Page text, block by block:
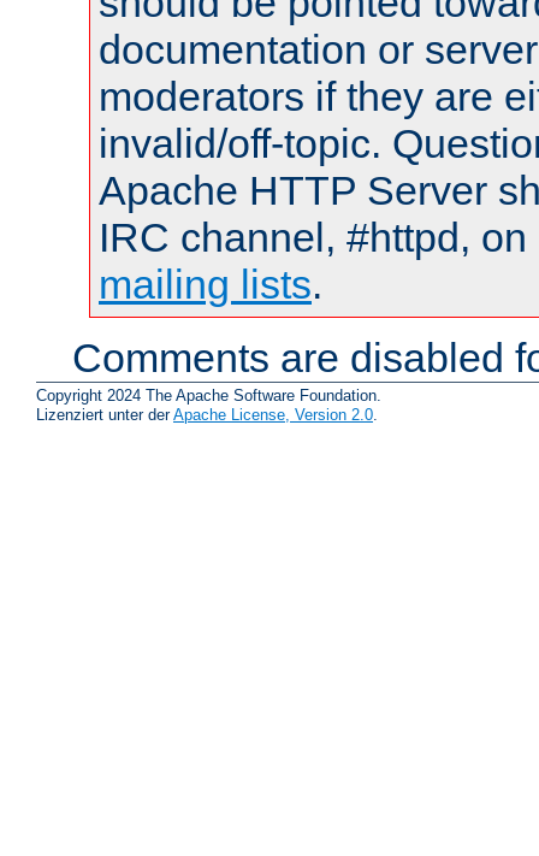
documentation or
moderators if they are
invalid/off-topic.
Apache HTTP Server
IRC channel, #httpd,
mailing lists.
Comments are disabled
Copyright 2024 The Apache Software Foundation.
Lizenziert unter derApache License, Version 2.0